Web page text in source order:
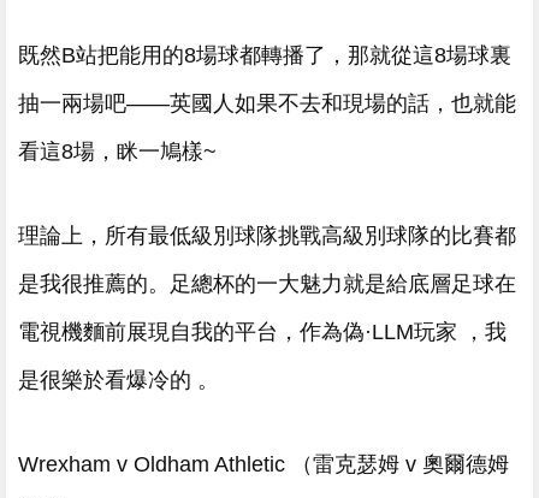
既然B站把能用的8場球都轉播了，那就從這8場球裏
抽一兩場吧——英國人如果不去和現場的話，也就能
看這8場，眯一鳩樣~
理論上，所有最低級別球隊挑戰高級別球隊的比賽都
是我很推薦的。足總杯的一大魅力就是給底層足球在
電視機麵前展現自我的平台，作為偽·LLM玩家  ，我
是很樂於看爆冷的 。
Wrexham v Oldham Athletic （雷克瑟姆 v 奧爾德姆